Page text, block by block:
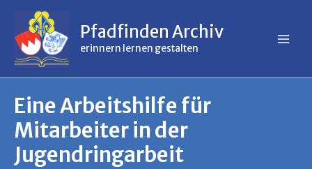
springen
springen
Pfadfinden Archiv
erinnern lernen gestalten
Eine Arbeitshilfe für
Mitarbeiter in der
Jugendringarbeit